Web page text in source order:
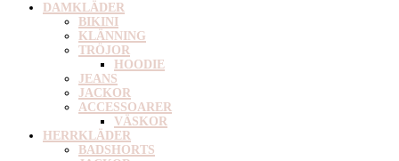
DAMKLÄDER
BIKINI
KLÄNNING
TRÖJOR
HOODIE
JEANS
JACKOR
ACCESSOARER
VÄSKOR
HERRKLÄDER
BADSHORTS